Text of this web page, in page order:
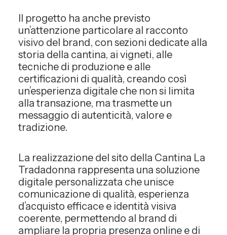
Il progetto ha anche previsto
un’attenzione particolare al racconto
visivo del brand, con sezioni dedicate alla
storia della cantina, ai vigneti, alle
tecniche di produzione e alle
certificazioni di qualità, creando così
un’esperienza digitale che non si limita
alla transazione, ma trasmette un
messaggio di autenticità, valore e
tradizione.
La realizzazione del sito della Cantina La
Tradadonna rappresenta una soluzione
digitale personalizzata che unisce
comunicazione di qualità, esperienza
d’acquisto efficace e identità visiva
coerente, permettendo al brand di
ampliare la propria presenza online e di